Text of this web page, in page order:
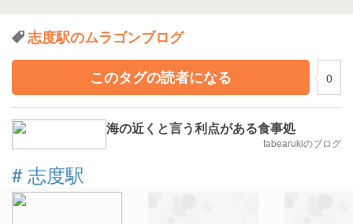
志度駅のムラゴンブログ
このタグの読者になる
0
海の近くと言う利点がある食事処
tabearukiのブログ
# 志度駅